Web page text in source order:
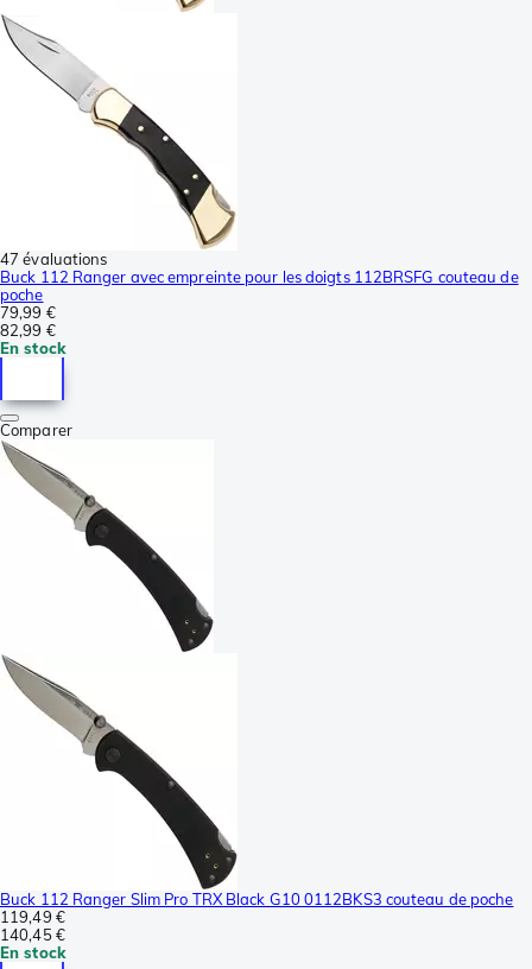
47 évaluations
Buck 112 Ranger avec empreinte pour les doigts 112BRSFG couteau de
poche
79,99 €
82,99 €
En stock
Comparer
Buck 112 Ranger Slim Pro TRX Black G10 0112BKS3 couteau de poche
119,49 €
140,45 €
En stock